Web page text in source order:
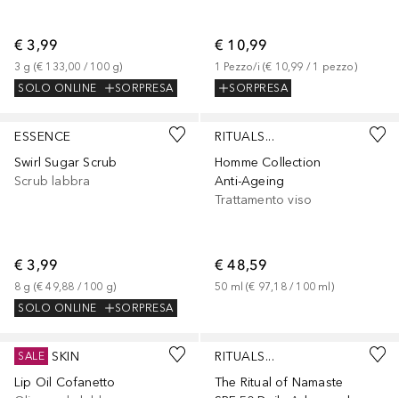
€ 3,99
3 g (€ 133,00 / 100 g)
SOLO ONLINE
SORPRESA
€ 10,99
1 Pezzo/i (€ 10,99 / 1 pezzo)
SORPRESA
ESSENCE
Swirl Sugar Scrub
Scrub labbra
€ 3,99
8 g (€ 49,88 / 100 g)
SOLO ONLINE
SORPRESA
RITUALS...
Homme Collection
Anti-Ageing
Trattamento viso
€ 48,59
50 ml (€ 97,18 / 100 ml)
KYLIE SKIN
Lip Oil Cofanetto
SALE
Sponsorizzato
RITUALS...
The Ritual of Namaste